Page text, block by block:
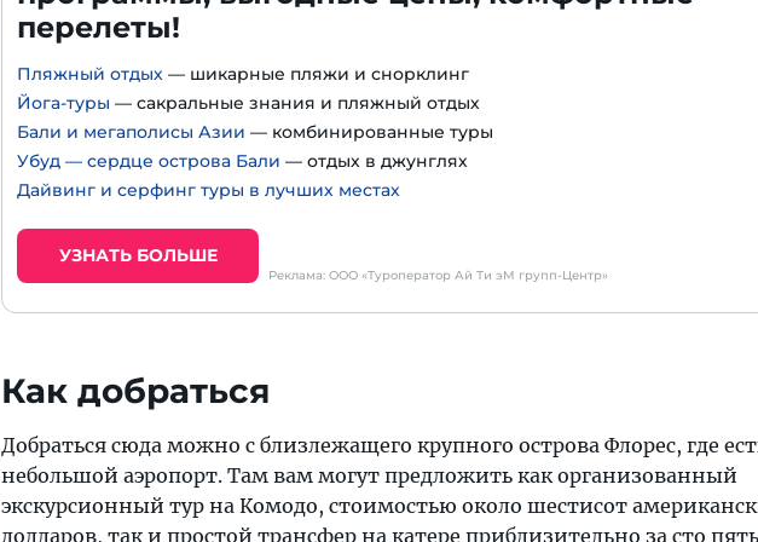
перелеты!
Пляжный отдых — шикарные пляжи и снорклинг
Йога-туры — сакральные знания и пляжный отдых
Бали и мегаполисы Азии — комбинированные туры
Убуд — сердце острова Бали — отдых в джунглях
Дайвинг и серфинг туры в лучших местах
УЗНАТЬ БОЛЬШЕ
Реклама: ООО «Туроператор Ай Ти эМ групп-Центр»
Как добраться
Добраться сюда можно с близлежащего крупного острова Флорес, где
небольшой аэропорт. Там вам могут предложить как организованный
экскурсионный тур на Комодо, стоимостью около шестисот
долларов, так и простой трансфер на катере приблизительно за сто